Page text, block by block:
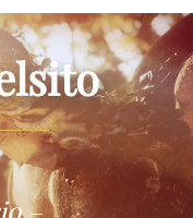
–